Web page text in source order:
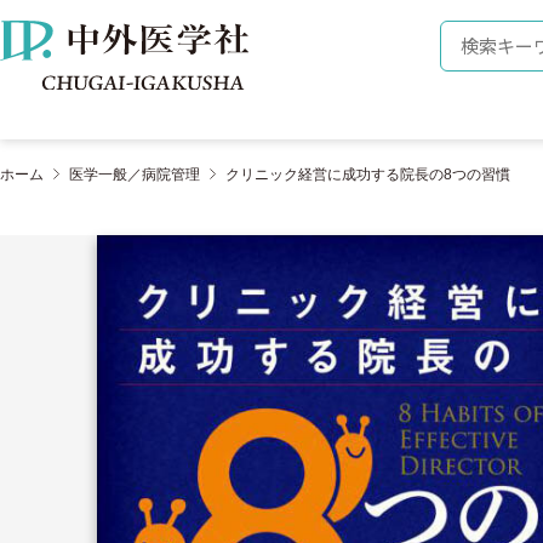
株式会社 中外医学社 検索キーワ
ホーム 医学一般／病院管理 クリニック経営に成功する院長の8つの習慣